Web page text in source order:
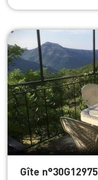
Gîte n°30G12975